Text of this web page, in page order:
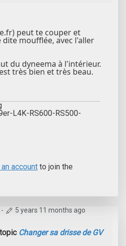
peut te couper et
moufflée, avec l'aller
du dyneema à l'intérieur.
très bien et très beau.
L4K-RS600-RS500-
account to join the
-
5 years 11 months ago
Changer sa drisse de GV